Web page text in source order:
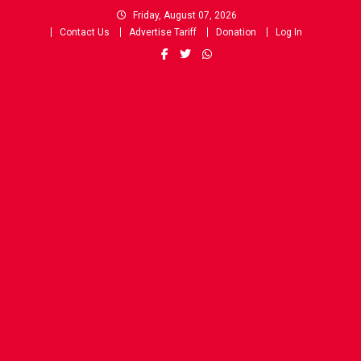
Friday, August 07, 2026
Contact Us
Advertise Tariff Donation Log In